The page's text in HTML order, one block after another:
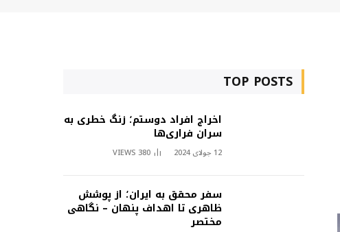
TOP POSTS
اخراج افراد دوستم؛ زنگ خطری به
سران فراری‌ها
12 جولای 2024 380
VIEWS
سفر محقق به ایران؛ از پوشش
ظاهری تا اهداف پنهان – نگاهی
مختصر